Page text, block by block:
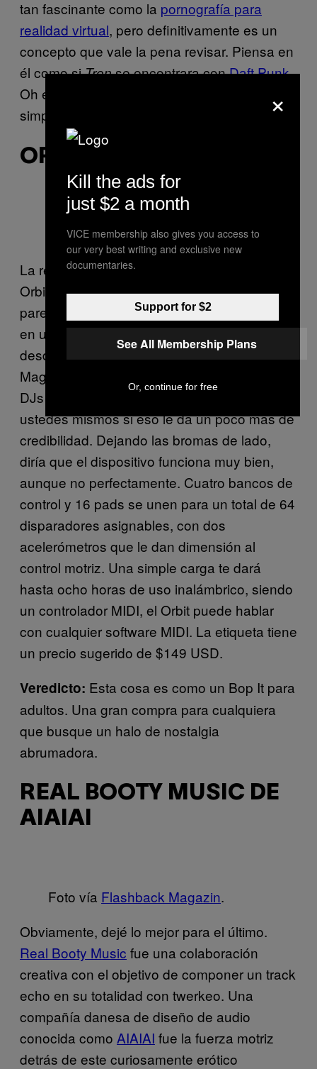
tan fascinante como la pornografía para
realidad virtual, pero definitivamente es un
concepto que vale la pena revisar. Piensa en
él como siTronse encontrara conDaft Punk.
Oh esperen, eso ya ocurrió. Esto es
simplemente mejor en cada aspecto.
ORBIT DE NUMARK
Foto víaDJ Tech Tools.
La respuesta de Numark al MIDI motriz es el
Orbit, un controlador manual inalámbrico que
parecería como algo que podrías encontrar
en una juguetería. Lleva en el mercado
desde 2013, y ganó un Tech Award de la DJ
Mag por ser el producto más innovador para
DJs el mismo año. Los dejaré decidir por
ustedes mismos si eso le da un poco más de
credibilidad. Dejando las bromas de lado,
diría que el dispositivo funciona muy bien,
aunque no perfectamente. Cuatro bancos de
control y 16 pads se unen para un total de 64
disparadores asignables, con dos
acelerómetros que le dan dimensión al
control motriz. Una simple carga te dará
hasta ocho horas de uso inalámbrico, siendo
un controlador MIDI, el Orbit puede hablar
con cualquier software MIDI. La etiqueta tiene
un precio sugerido de $149 USD.
Veredicto: Esta cosa es como un Bop It para
adultos. Una gran compra para cualquiera
que busque un halo de nostalgia
abrumadora.
REAL BOOTY MUSIC DE
AIAIAI
Foto vía Flashback Magazin.
Obviamente, dejé lo mejor para el último.
Real Booty Music fue una colaboración
creativa con el objetivo de componer un track
echo en su totalidad con twerkeo. Una
compañía danesa de diseño de audio
conocida como AIAIAI fue la fuerza motriz
detrás de este curiosamente erótico
×
Kill the ads for
just $2 a month
VICE membership also gives you access to
our very best writing and exclusive new
documentaries.
Support for $2
See All Membership Plans
Or, continue for free